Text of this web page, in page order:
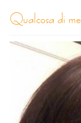
qualcosa di me